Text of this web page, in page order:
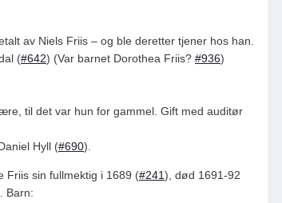
av Niels Friis – og ble deretter tjener hos han.
(#642) (Var barnet Dorothea Friis? #936)
til det var hun for gammel. Gift med auditør
Hyll (#690).
Friis sin fullmektig i 1689 (#241), død 1691-92
Barn: